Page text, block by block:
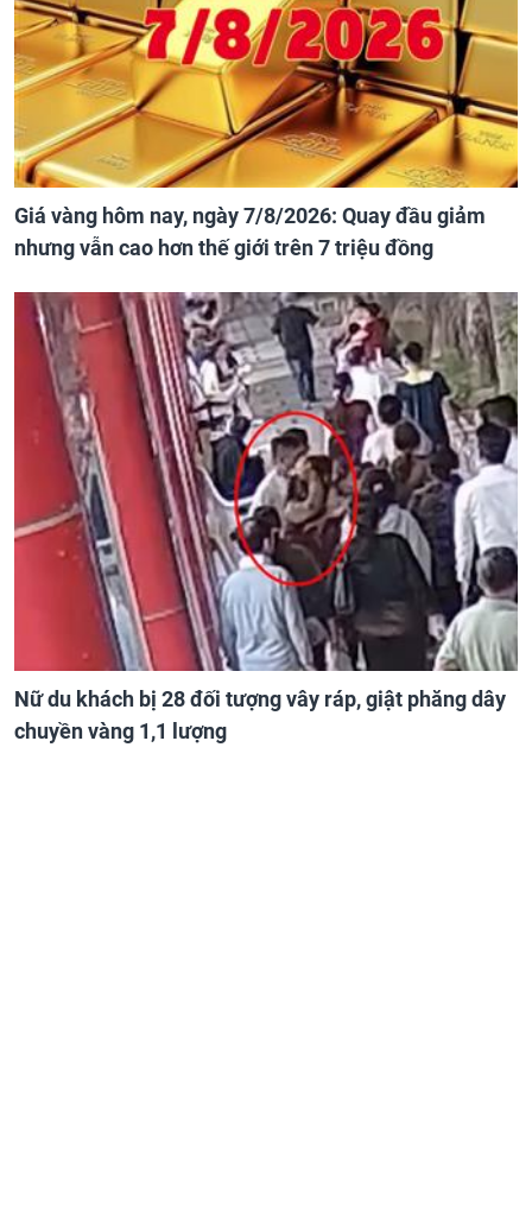
Giá vàng hôm nay, ngày 7/8/2026: Quay đầu giảm
nhưng vẫn cao hơn thế giới trên 7 triệu đồng
Nữ du khách bị 28 đối tượng vây ráp, giật phăng dây
chuyền vàng 1,1 lượng